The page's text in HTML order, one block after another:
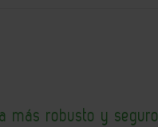
más robusto y seguro